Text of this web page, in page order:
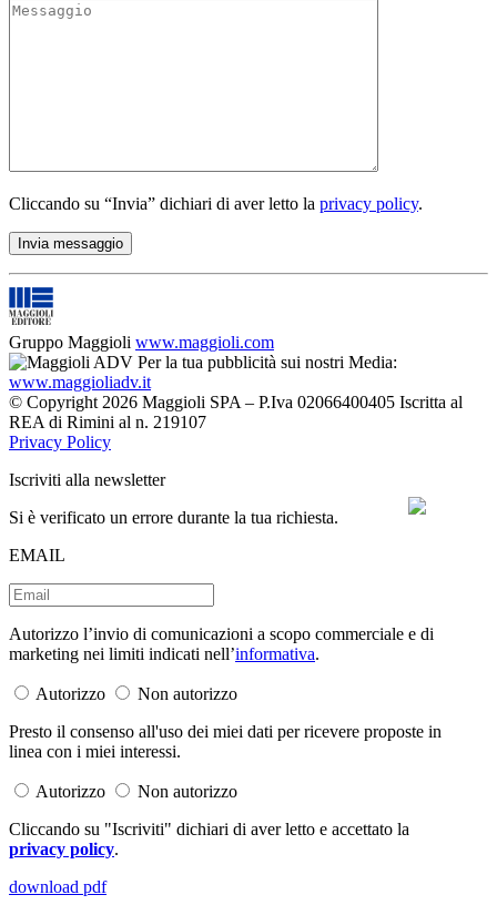
Cliccando su “Invia” dichiari di aver letto la privacy policy.
Gruppo Maggioli www.maggioli.com
Per la tua pubblicità sui nostri Media:
www.maggioliadv.it
© Copyright 2026 Maggioli SPA – P.Iva 02066400405 Iscritta al
REA di Rimini al n. 219107
Privacy Policy
Iscriviti alla newsletter
Si è verificato un errore durante la tua richiesta.
EMAIL
Autorizzo l’invio di comunicazioni a scopo commerciale e di
marketing nei limiti indicati nell’informativa.
Autorizzo
Non autorizzo
Presto il consenso all'uso dei miei dati per ricevere proposte in
linea con i miei interessi.
Autorizzo
Non autorizzo
Cliccando su "Iscriviti" dichiari di aver letto e accettato la
privacy policy.
download pdf